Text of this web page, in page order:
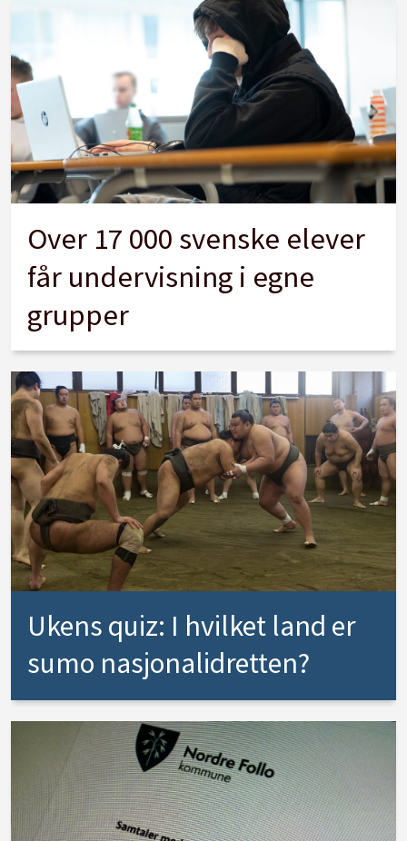
Over 17 000 svenske elever
får undervisning i egne
grupper
Ukens quiz: I hvilket land er
sumo nasjonalidretten?